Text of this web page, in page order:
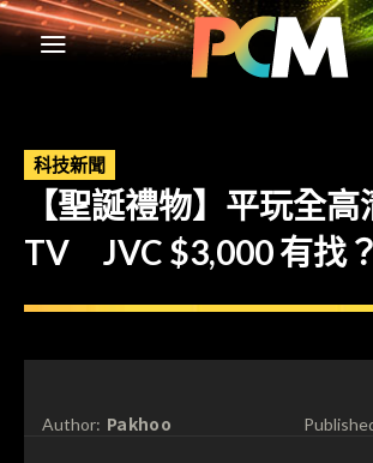
科技新聞
【聖誕禮物】平玩全高
TV JVC $3,000 有找
Author: Pakhoo